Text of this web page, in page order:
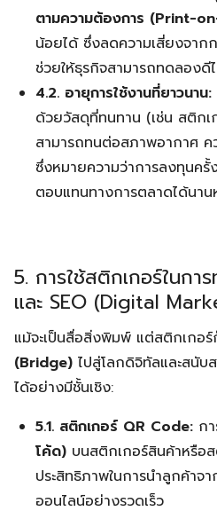
Search
for:
ตามความต้องการ (Print-
น้อยได้ ซึ่งลดความเสี่ยงจาก
ช่วยให้ธุรกิจสามารถทดลองดี
4.2. อายุการใช้งานที่ยาวนาน:
ด้วยวัสดุที่ทนทาน (เช่น สติกเ
สามารถทนต่อสภาพอากาศ ค
ซึ่งหมายความว่าการลงทุนครั้
ตอบแทนทางการตลาดได้นาน
5. การใช้สติกเกอร์ในกา
และ SEO (Digital
แม้จะเป็นสื่อสิ่งพิมพ์ แต่สติกเกอร์
(Bridge) ไปสู่โลกดิจิทัลและสนั
ได้อย่างมีชั้นเชิง:
5.1. สติกเกอร์ QR Code: ก
โค้ด) บนสติกเกอร์สินค้าหรือ
ประสิทธิภาพในการนำลูกค้าจ
ออนไลน์อย่างรวดเร็ว